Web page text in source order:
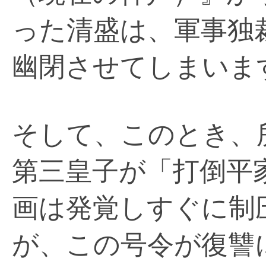
った清盛は、軍事
幽閉させてしまいま
そして、このとき
第三皇子が「打倒平
画は発覚しすぐに
が、この号令が復